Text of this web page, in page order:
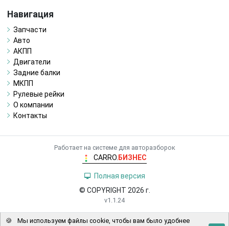
Навигация
Запчасти
Авто
АКПП
Двигатели
Задние балки
МКПП
Рулевые рейки
О компании
Контакты
Работает на системе для авторазборок
CARRO. БИЗНЕС
Полная версия
© COPYRIGHT 2026 г.
v1.1.24
🍪 Мы используем файлы cookie, чтобы вам было удобнее